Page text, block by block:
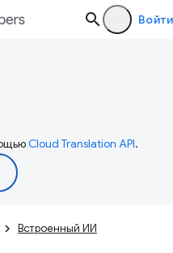
Войти
Cloud Translation API.
Встроенный ИИ